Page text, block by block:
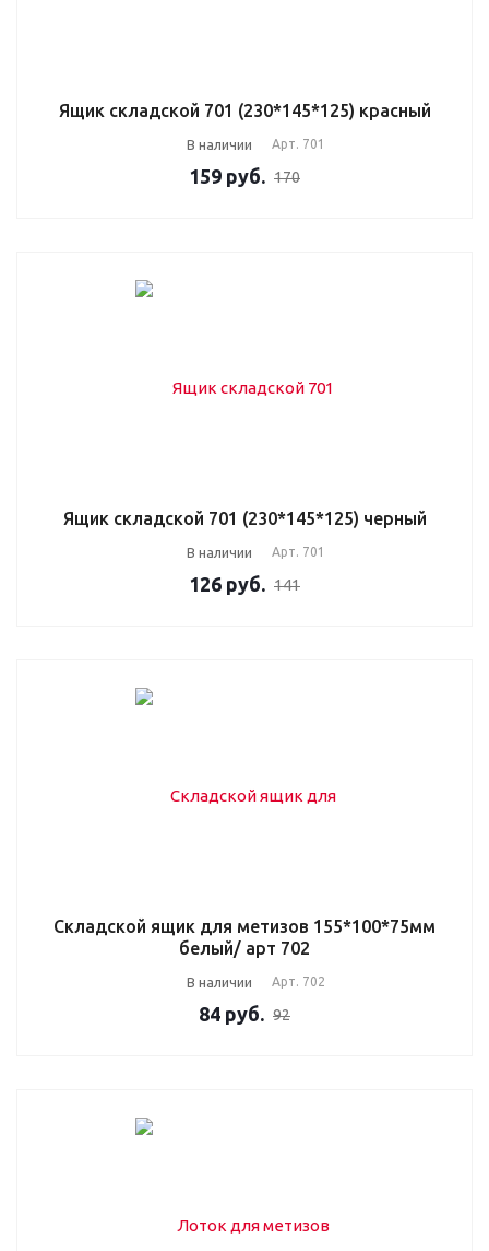
Ящик складской 701 (230*145*125) красный
В наличии Арт. 701
159 руб. 170
Ящик складской 701 (230*145*125) черный
В наличии Арт. 701
126 руб. 141
Складской ящик для метизов 155*100*75мм
белый/ арт 702
В наличии Арт. 702
84 руб. 92